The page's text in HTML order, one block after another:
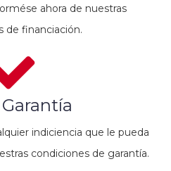
ahora de nuestras
de financiación.
Garantía
indiciencia que le pueda
condiciones de garantía.